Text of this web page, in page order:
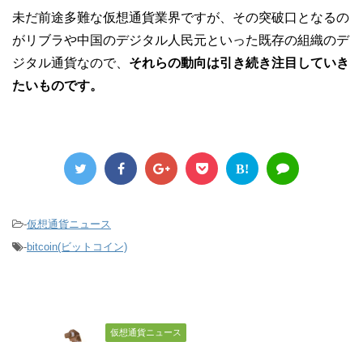
未だ前途多難な仮想通貨業界ですが、その突破口となるの
がリブラや中国のデジタル人民元といった既存の組織のデ
ジタル通貨なので、 それらの動向は引き続き注目していき
たいものです。
B!
-仮想通貨ニュース
-bitcoin(ビットコイン)
仮想通貨ニュース